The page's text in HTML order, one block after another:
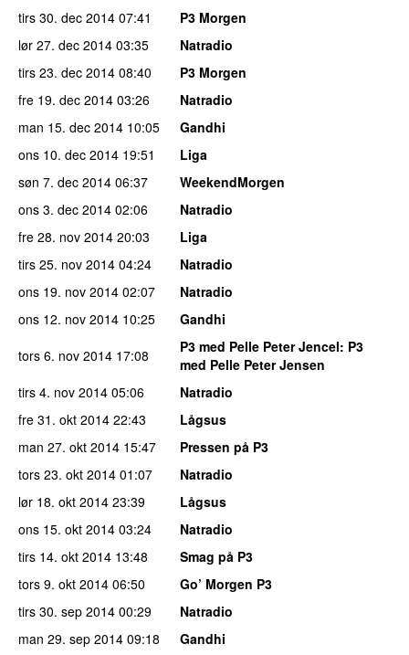
tirs 30. dec 2014 07:41
P3 Morgen
lør 27. dec 2014 03:35
Natradio
tirs 23. dec 2014 08:40
P3 Morgen
fre 19. dec 2014 03:26
Natradio
man 15. dec 2014 10:05
Gandhi
ons 10. dec 2014 19:51
Liga
søn 7. dec 2014 06:37
WeekendMorgen
ons 3. dec 2014 02:06
Natradio
fre 28. nov 2014 20:03
Liga
tirs 25. nov 2014 04:24
Natradio
ons 19. nov 2014 02:07
Natradio
ons 12. nov 2014 10:25
Gandhi
tors 6. nov 2014 17:08 P3 med Pelle Peter Jencel: P3
med Pelle Peter Jensen
tirs 4. nov 2014 05:06
Natradio
fre 31. okt 2014 22:43
Lågsus
man 27. okt 2014 15:47
Pressen på P3
tors 23. okt 2014 01:07
Natradio
lør 18. okt 2014 23:39
Lågsus
ons 15. okt 2014 03:24
Natradio
tirs 14. okt 2014 13:48
Smag på P3
tors 9. okt 2014 06:50
Go’ Morgen P3
tirs 30. sep 2014 00:29
Natradio
man 29. sep 2014 09:18
Gandhi